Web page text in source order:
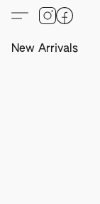
New Arrivals